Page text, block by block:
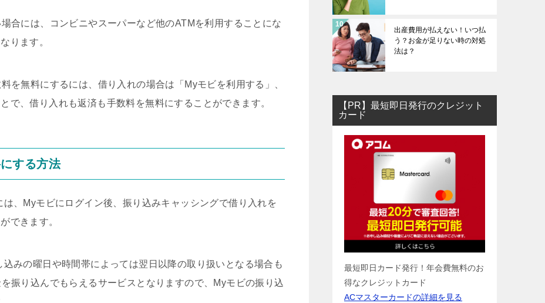
合には、コンビニやスーパーなど他のATMを利用することにな
ります。
を無料にするには、借り入れの場合は「Myモビを利用する」、
で、借り入れも返済も手数料を無料にすることができます。
する方法
、Myモビにログイン後、振り込みキャッシングで借り入れを
できます。
みの曜日や時間帯によっては翌日以降の取り扱いとなる場合も
振り込んでもらえるサービスとなりますので、Myモビの振り込
出産費用が払えない！いつ払
う？お金が足りない時の対処
法は？
【PR】最短即日発行のクレジット
カード
最短即日カード発行！年会費無料のお
得なクレジットカード
ACマスターカードの詳細を見る